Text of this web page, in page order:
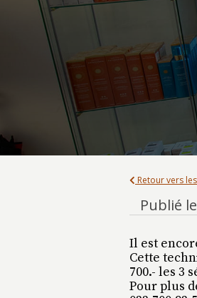
Retour vers
Publié le
Il est
Cette
700.- les 3
Pour plus